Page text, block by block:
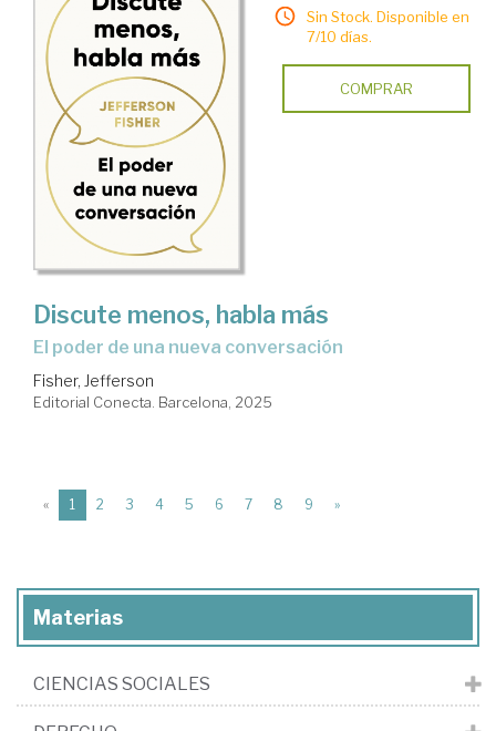
Sin Stock. Disponible en
7/10 días.
COMPRAR
Discute menos, habla más
El poder de una nueva conversación
Fisher, Jefferson
Editorial Conecta. Barcelona, 2025
« 1 (current)
2 3 4 5 6 7 8 9 »
Materias
CIENCIAS SOCIALES